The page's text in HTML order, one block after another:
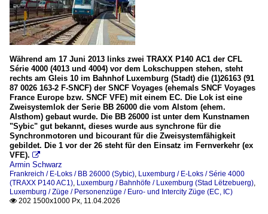
Série 20
Frankreich
E-Loks
BB 26000 (Sybic)
Luxemburg
Bahnhöfe
E-Loks
Série 3000
2016
2017
2020
2025
2026
Während am 17 Juni 2013 links zwei TRAXX P140 AC1 der CFL
Série 4000 (4013 und 4004) vor dem Lokschuppen stehen, steht
rechts am Gleis 10 im Bahnhof Luxemburg (Stadt) die (1)26163 (91
87 0026 163-2 F-SNCF) der SNCF Voyages (ehemals SNCF Voyages
France Europe bzw. SNCF VFE) mit einem EC. Die Lok ist eine
Zweisystemlok der Serie BB 26000 die vom Alstom (ehem.
Alsthom) gebaut wurde. Die BB 26000 ist unter dem Kunstnamen
"Sybic" gut bekannt, dieses wurde aus synchrone für die
Synchronmotoren und bicourant für die Zweisystemfähigkeit
gebildet. Die 1 vor der 26 steht für den Einsatz im Fernverkehr (ex
VFE). 
Armin Schwarz
Frankreich / E-Loks / BB 26000 (Sybic), Luxemburg / E-Loks / Série 4000
(TRAXX P140 AC1), Luxemburg / Bahnhöfe / Luxemburg (Stad Lëtzebuerg),
Luxemburg / Züge / Personenzüge / Euro- und Intercity Züge (EC, IC)
 202 1500x1000 Px, 11.04.2026